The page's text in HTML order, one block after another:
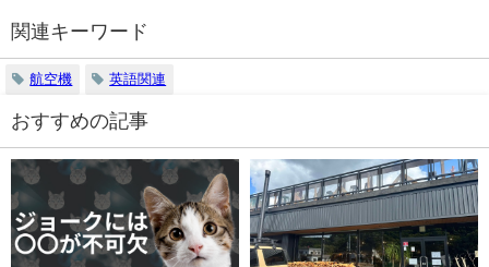
関連キーワード
航空機 英語関連
おすすめの記事